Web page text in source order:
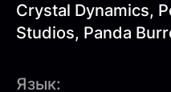
Crystal Dynamics,
Studios, Panda
Язык: